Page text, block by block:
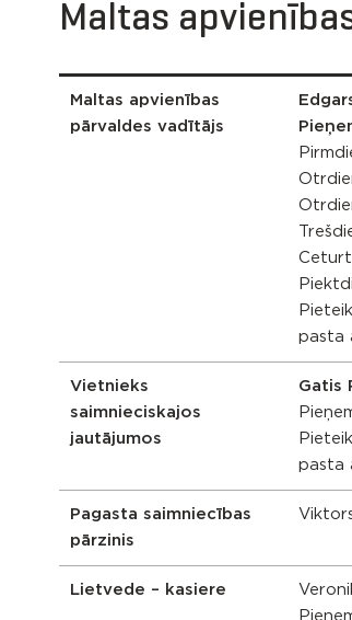
Maltas
Maltas apvienības
pārvaldes vadītājs
pasta
Vietnieks
saimnieciskajos
jautājumos
Gatis
pasta
Pagasta saimniecības
pārzinis
Lietvede – kasiere